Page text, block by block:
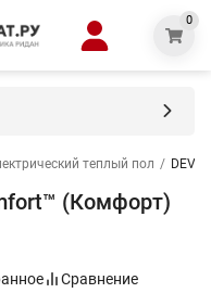
0
теплый пол / DEVI
(Комфорт)
Сравнение